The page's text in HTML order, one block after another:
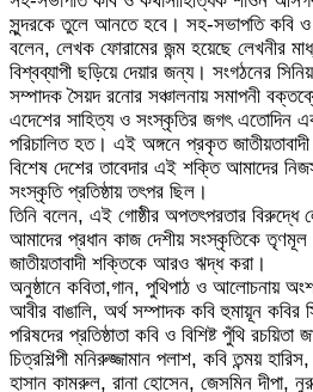
সুন্দরকে তুলে আনতে হবে। সহ-সভাপতি কবি ও
বলেন, লেখক ফোরামের জন্ম হয়েছে লেখনীর
বিশ্বব্যাপী ছড়িয়ে দেয়ার জন্য। সংগঠনের
সম্পাদক সৈয়দ রনোর সঞ্চালনায় সমাপনী
এদেশের সাহিত্য ও সংস্কৃতির জগৎ এতোদিন
পরিচালিত হত। এই অঙ্গনে প্রকৃত
বিশেষ দেশের তাবেদার এই শক্তি আমাদের
সংস্কৃতি প্রতিষ্ঠায় তৎপর ছিল।
তিনি বলেন, এই গোষ্ঠীর অপতৎপরতার বিরুদ্ধে
আমাদের প্রধান কাজ দেশীয় সংস্কৃতিকে তৃণমূল
জাতীয়তাবাদী শক্তিকে আরও ঋদ্ধ করা।
অনুষ্ঠানে কবিতা,গান, পুথিপাঠ ও আলোচনায়
আবীর বাঙালি, অর্থ সম্পাদক কবি হুমায়ূন কবির
পরিষদের প্রতিষ্ঠাতা কবি ও বিশিষ্ট পুঁথি
চিত্রশিল্পী মনিরুজ্জামান পলাশ, কবি তন্ময়
হাসান কামরুল, রানা হোসেন, জেসমিন দীপা,